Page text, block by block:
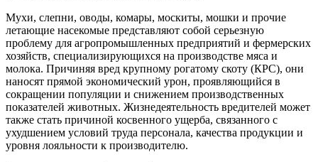
Мухи, слепни, оводы, комары, москиты, мошки и прочие
летающие насекомые представляют собой серьезную
проблему для агропромышленных предприятий и фермерских
хозяйств, специализирующихся на производстве мяса и
молока. Причиняя вред крупному рогатому скоту (КРС), они
наносят прямой экономический урон, проявляющийся в
сокращении популяции и снижением производственных
показателей животных. Жизнедеятельность вредителей может
также стать причиной косвенного ущерба, связанного с
ухудшением условий труда персонала, качества продукции и
уровня лояльности к производителю.